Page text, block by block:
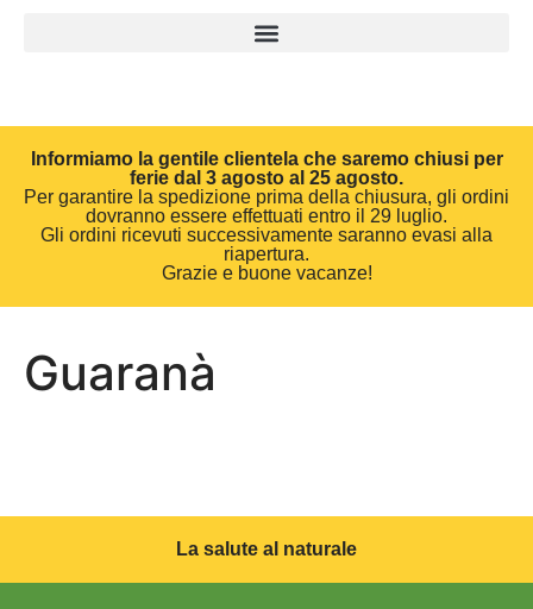
Informiamo la gentile clientela che saremo chiusi per
ferie dal 3 agosto al 25 agosto.
Per garantire la spedizione prima della chiusura, gli ordini
dovranno essere effettuati entro il 29 luglio.
Gli ordini ricevuti successivamente saranno evasi alla
riapertura.
Grazie e buone vacanze!
Guaranà
La salute al naturale